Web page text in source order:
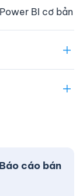
BI cơ bản
cáo bán